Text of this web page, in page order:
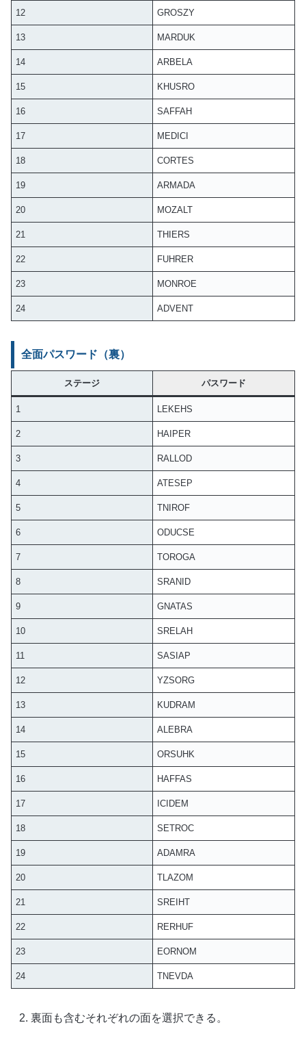
12 GROSZY
13 MARDUK
14 ARBELA
15 KHUSRO
16 SAFFAH
17 MEDICI
18 CORTES
19 ARMADA
20 MOZALT
21 THIERS
22 FUHRER
23 MONROE
24 ADVENT
全面パスワード（裏）
ステージ パスワード
1 LEKEHS
2 HAIPER
3 RALLOD
4 ATESEP
5 TNIROF
6 ODUCSE
7 TOROGA
8 SRANID
9 GNATAS
10 SRELAH
11 SASIAP
12 YZSORG
13 KUDRAM
14 ALEBRA
15 ORSUHK
16 HAFFAS
17 ICIDEM
18 SETROC
19 ADAMRA
20 TLAZOM
21 SREIHT
22 RERHUF
23 EORNOM
24 TNEVDA
裏面も含むそれぞれの面を選択できる。